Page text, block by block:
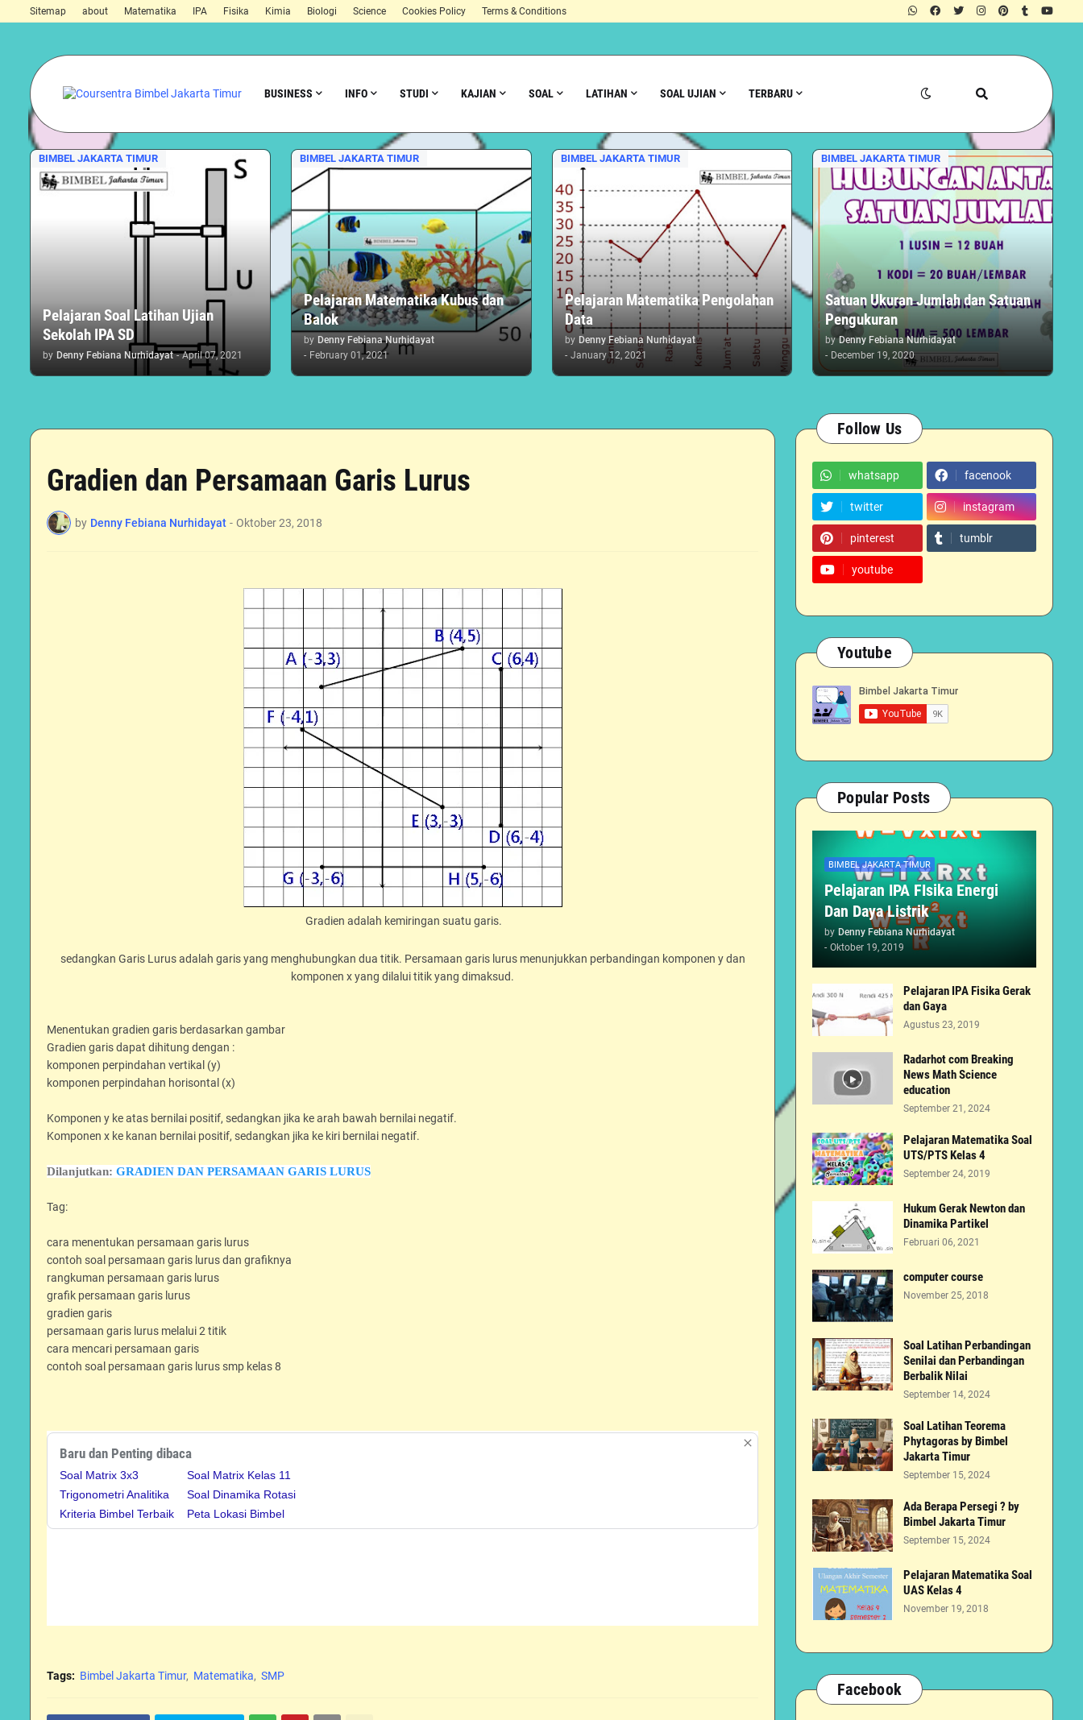
Sitemap about Matematika IPA Fisika Kimia Biologi Science Cookies Policy Terms & Conditions
BUSINESS INFO STUDI KAJIAN SOAL LATIHAN SOAL UJIAN TERBARU
BIMBEL JAKARTA TIMUR
Pelajaran Soal Latihan Ujian
Sekolah IPA SD
by Denny Febiana Nurhidayat - April 07, 2021
BIMBEL JAKARTA TIMUR
Pelajaran Matematika Kubus dan
Balok
by Denny Febiana Nurhidayat
- February 01, 2021
BIMBEL JAKARTA TIMUR
Pelajaran Matematika Pengolahan
Data
by Denny Febiana Nurhidayat
- January 12, 2021
BIMBEL JAKARTA TIMUR
Satuan Ukuran Jumlah dan Satuan
Pengukuran
by Denny Febiana Nurhidayat
- December 19, 2020
Gradien dan Persamaan Garis Lurus
by Denny Febiana Nurhidayat - Oktober 23, 2018
Gradien adalah kemiringan suatu garis.
sedangkan Garis Lurus adalah garis yang menghubungkan dua titik. Persamaan garis lurus menunjukkan perbandingan komponen y dan
komponen x yang dilalui titik yang dimaksud.
Menentukan gradien garis berdasarkan gambar
Gradien garis dapat dihitung dengan :
komponen perpindahan vertikal (y)
komponen perpindahan horisontal (x)
Komponen y ke atas bernilai positif, sedangkan jika ke arah bawah bernilai negatif.
Komponen x ke kanan bernilai positif, sedangkan jika ke kiri bernilai negatif.
Dilanjutkan: GRADIEN DAN PERSAMAAN GARIS LURUS
Tag:
cara menentukan persamaan garis lurus
contoh soal persamaan garis lurus dan grafiknya
rangkuman persamaan garis lurus
grafik persamaan garis lurus
gradien garis
persamaan garis lurus melalui 2 titik
cara mencari persamaan garis
contoh soal persamaan garis lurus smp kelas 8
Baru dan Penting dibaca
Soal Matrix 3x3
Trigonometri Analitika
Kriteria Bimbel Terbaik
Soal Matrix Kelas 11
Soal Dinamika Rotasi
Peta Lokasi Bimbel
Tags: Bimbel Jakarta Timur Matematika SMP
Follow Us
whatsapp facenook
twitter instagram
pinterest tumblr
youtube
Youtube
Popular Posts
BIMBEL JAKARTA TIMUR
Pelajaran IPA FIsika Energi
Dan Daya Listrik
by Denny Febiana Nurhidayat
- Oktober 19, 2019
Pelajaran IPA Fisika Gerak
dan Gaya
Agustus 23, 2019
Radarhot com Breaking
News Math Science
education
September 21, 2024
Pelajaran Matematika Soal
UTS/PTS Kelas 4
September 24, 2019
Hukum Gerak Newton dan
Dinamika Partikel
Februari 06, 2021
computer course
November 25, 2018
Soal Latihan Perbandingan
Senilai dan Perbandingan
Berbalik Nilai
September 14, 2024
Soal Latihan Teorema
Phytagoras by Bimbel
Jakarta Timur
September 15, 2024
Ada Berapa Persegi ? by
Bimbel Jakarta Timur
September 15, 2024
Pelajaran Matematika Soal
UAS Kelas 4
November 19, 2018
Facebook